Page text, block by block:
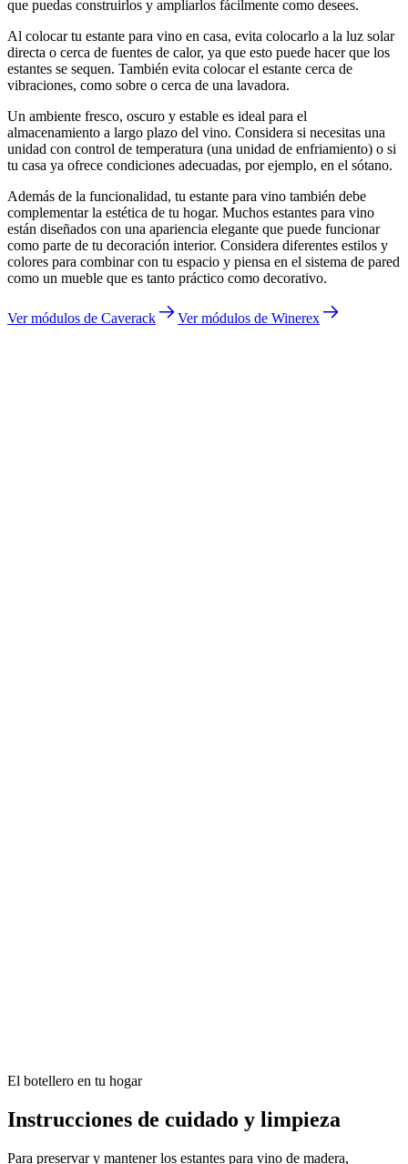
que puedas construirlos y ampliarlos fácilmente como desees.
Al colocar tu estante para vino en casa, evita colocarlo a la luz solar
directa o cerca de fuentes de calor, ya que esto puede hacer que los
estantes se sequen. También evita colocar el estante cerca de
vibraciones, como sobre o cerca de una lavadora.
Un ambiente fresco, oscuro y estable es ideal para el
almacenamiento a largo plazo del vino. Considera si necesitas una
unidad con control de temperatura (una unidad de enfriamiento) o si
tu casa ya ofrece condiciones adecuadas, por ejemplo, en el sótano.
Además de la funcionalidad, tu estante para vino también debe
complementar la estética de tu hogar. Muchos estantes para vino
están diseñados con una apariencia elegante que puede funcionar
como parte de tu decoración interior. Considera diferentes estilos y
colores para combinar con tu espacio y piensa en el sistema de pared
como un mueble que es tanto práctico como decorativo.
Ver módulos de Caverack Ver módulos de Winerex
El botellero en tu hogar
Instrucciones de cuidado y limpieza
Para preservar y mantener los estantes para vino de madera,